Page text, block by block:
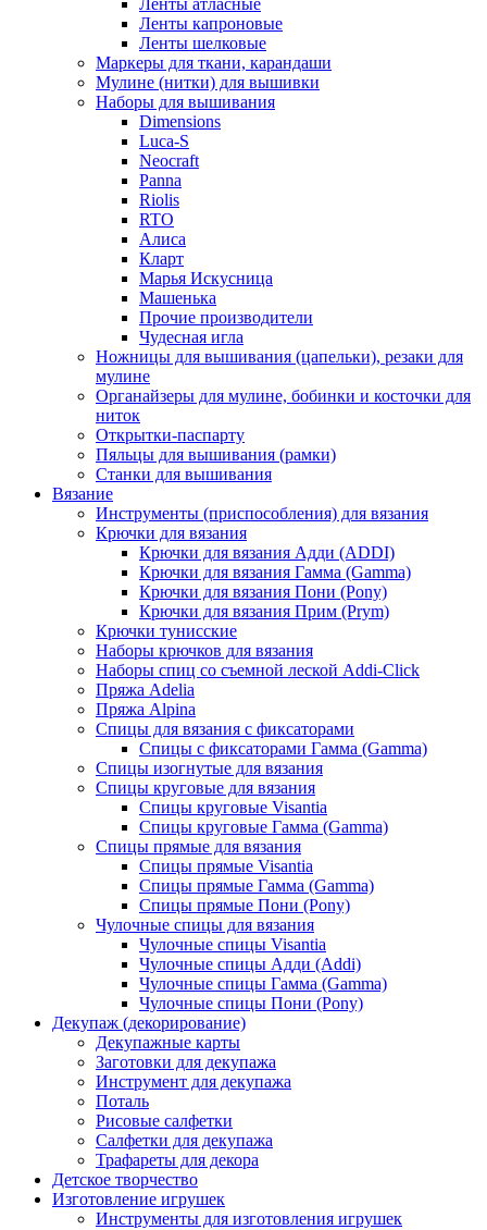
Ленты атласные
Ленты капроновые
Ленты шелковые
Маркеры для ткани, карандаши
Мулине (нитки) для вышивки
Наборы для вышивания
Dimensions
Luca-S
Neocraft
Panna
Riolis
RTO
Алиса
Кларт
Марья Искусница
Машенька
Прочие производители
Чудесная игла
Ножницы для вышивания (цапельки), резаки для
мулине
Органайзеры для мулине, бобинки и косточки для
ниток
Открытки-паспарту
Пяльцы для вышивания (рамки)
Станки для вышивания
Вязание
Инструменты (приспособления) для вязания
Крючки для вязания
Крючки для вязания Адди (ADDI)
Крючки для вязания Гамма (Gamma)
Крючки для вязания Пони (Pony)
Крючки для вязания Прим (Prym)
Крючки тунисские
Наборы крючков для вязания
Наборы спиц со съемной леской Addi-Click
Пряжа Adelia
Пряжа Alpina
Спицы для вязания с фиксаторами
Спицы с фиксаторами Гамма (Gamma)
Спицы изогнутые для вязания
Спицы круговые для вязания
Спицы круговые Visantia
Спицы круговые Гамма (Gamma)
Спицы прямые для вязания
Спицы прямые Visantia
Спицы прямые Гамма (Gamma)
Спицы прямые Пони (Pony)
Чулочные спицы для вязания
Чулочные спицы Visantia
Чулочные спицы Адди (Addi)
Чулочные спицы Гамма (Gamma)
Чулочные спицы Пони (Pony)
Декупаж (декорирование)
Декупажные карты
Заготовки для декупажа
Инструмент для декупажа
Поталь
Рисовые салфетки
Салфетки для декупажа
Трафареты для декора
Детское творчество
Изготовление игрушек
Инструменты для изготовления игрушек